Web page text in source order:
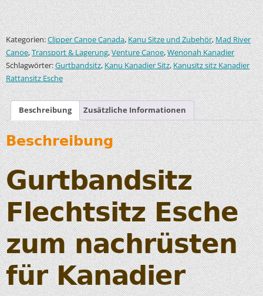
Kategorien:Clipper Canoe Canada,Kanu Sitze und Zubehör,Mad River
Canoe,Transport & Lagerung,Venture Canoe,Wenonah Kanadier
Schlagwörter:Gurtbandsitz,Kanu Kanadier Sitz,Kanusitz sitz Kanadier
Rattansitz Esche
Beschreibung Zusätzliche Informationen
Beschreibung
Gurtbandsitz
Flechtsitz Esche
zum nachrüsten
für Kanadier